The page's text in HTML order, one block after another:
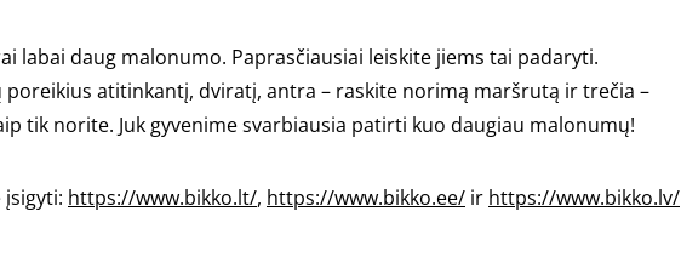
labai daug malonumo. Paprasčiausiai leiskite jiems tai padaryti.
poreikius atitinkantį, dviratį, antra – raskite norimą maršrutą ir trečia –
tik norite. Juk gyvenime svarbiausia patirti kuo daugiau malonumų!
įsigyti: https://www.bikko.lt/, https://www.bikko.ee/ ir https://www.bikko.lv/